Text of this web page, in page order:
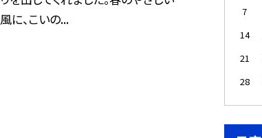
風に、こいの...
7
14
21
28